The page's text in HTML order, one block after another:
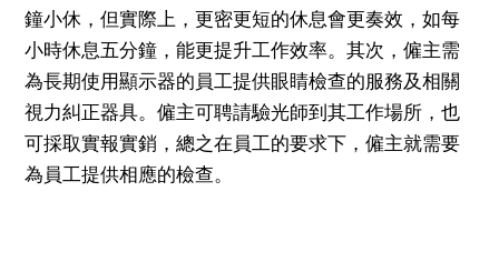
鐘小休，但實際上，更密更短的休息會更奏效，如每
小時休息五分鐘，能更提升工作效率。其次，僱主需
為長期使用顯示器的員工提供眼睛檢查的服務及相關
視力糾正器具。僱主可聘請驗光師到其工作場所，也
可採取實報實銷，總之在員工的要求下，僱主就需要
為員工提供相應的檢查。